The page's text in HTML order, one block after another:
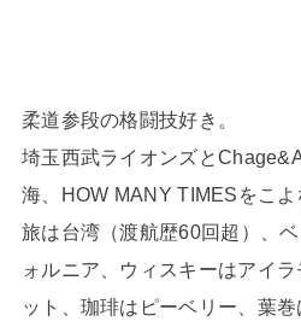
柔道参段の格闘技好き。
埼玉西武ライオンズと
海、HOW MANY TIMESをこよ
旅は台湾（渡航歴60回超）、
ォルニア、ウィスキーはアイ
ット、珈琲はピーベリー、葉